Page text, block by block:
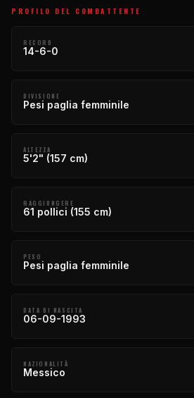
PROFILO DEL COMBATTENTE
RECORD
14-6-0
DIVISIONE
Pesi paglia femminile
ALTEZZA
5'2" (157 cm)
RAGGIUNGERE
61 pollici (155 cm)
PESO
Pesi paglia femminile
DATA DI NASCITA
06-09-1993
NAZIONALITÀ
Messico